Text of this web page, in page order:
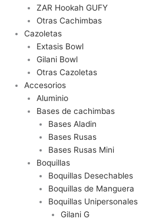
ZAR Hookah GUFY
Otras Cachimbas
Cazoletas
Extasis Bowl
Gilani Bowl
Otras Cazoletas
Accesorios
Aluminio
Bases de cachimbas
Bases Aladin
Bases Rusas
Bases Rusas Mini
Boquillas
Boquillas Desechables
Boquillas de Manguera
Boquillas Unipersonales
Gilani G